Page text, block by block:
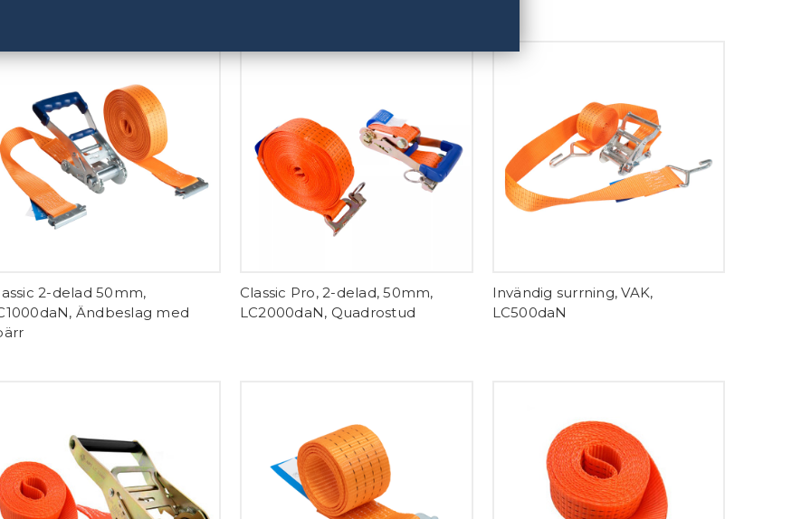
2-delad 50mm,
Ändbeslag med
Classic Pro, 2-delad, 50mm,
LC2000daN, Quadrostud
Invändig surrning, VAK,
LC500daN